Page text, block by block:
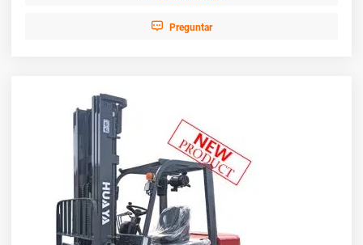
 Preguntar